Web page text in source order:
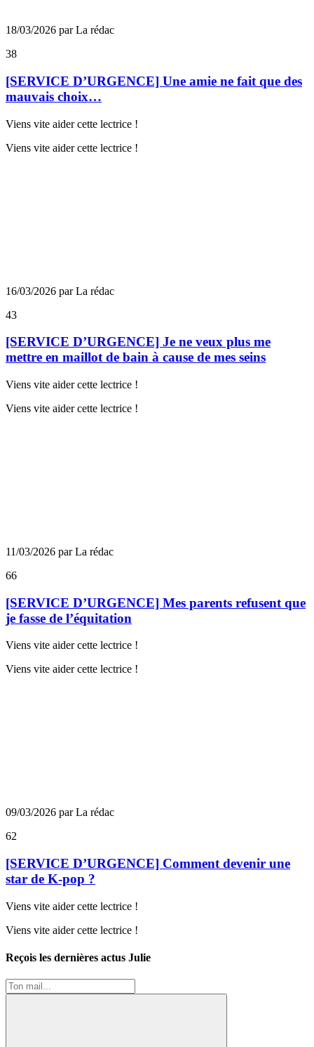
18/03/2026 par La rédac
38
[SERVICE D’URGENCE] Une amie ne fait que des
mauvais choix…
Viens vite aider cette lectrice !
Viens vite aider cette lectrice !
16/03/2026 par La rédac
43
[SERVICE D’URGENCE] Je ne veux plus me
mettre en maillot de bain à cause de mes seins
Viens vite aider cette lectrice !
Viens vite aider cette lectrice !
11/03/2026 par La rédac
66
[SERVICE D’URGENCE] Mes parents refusent que
je fasse de l’équitation
Viens vite aider cette lectrice !
Viens vite aider cette lectrice !
09/03/2026 par La rédac
62
[SERVICE D’URGENCE] Comment devenir une
star de K-pop ?
Viens vite aider cette lectrice !
Viens vite aider cette lectrice !
Reçois les dernières actus Julie